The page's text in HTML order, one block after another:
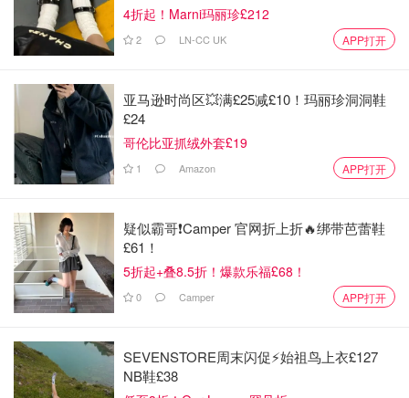
4折起！Marni玛丽珍£212
2 LN-CC UK APP打开
亚马逊时尚区💥满£25减£10！玛丽珍洞洞鞋
£24
哥伦比亚抓绒外套£19
1 Amazon APP打开
疑似霸哥❗️Camper 官网折上折🔥绑带芭蕾鞋
£61！
5折起+叠8.5折！爆款乐福£68！
0 Camper APP打开
SEVENSTORE周末闪促⚡️始祖鸟上衣£127
NB鞋£38